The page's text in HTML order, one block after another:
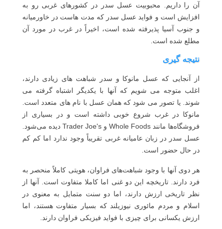
آن را داریم. محبوبیت عسل سدر در کشورهای غربی رو به
افزایش است و فواید عسل سدر که مدت هاست در خاورمیانه
و جنوب آسیا پذیرفته شده است، اخیراً در غرب در مورد آن
مطلع شده است.
نتیجه گیری
از آنجایی که عسل مانوکا و سدر شباهت های زیادی دارند،
اغلب متوجه می شویم که آنها با یکدیگر اشتباه گرفته می
شوند. یا تصور می شود که همان عسل با نام های متعدد است.
مانوکا در غرب شروع خوبی داشته است و در بسیاری از
فروشگاه‌ها مانند Whole Foods و Trader Joe's دیده می‌شود.
عسل سدر در زبان عامیانه غربی تقریباً وجود ندارد اما کم کم
در حال حضور است.
هر دوی آنها با وجود شباهت‌های فراوان، هویتی کاملاً منحصر به
فرد دارند. تاریخچه این دو غنی اما کاملا متفاوت است. آنها از
نظر تاریخی ارزش دارند، اما دو سنت متمایل به معنوی در
اسلام و مردم مائوری نیوزیلند که بسیار متفاوت هستند، اما
ارزش یکسانی برای چیزی با فواید فیزیکی فراوان دارند.